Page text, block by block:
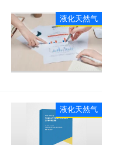
液化天然气
液化天然气